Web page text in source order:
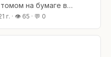
на бумаге в
новость для
роман Г. Л. Олди
— оба тома под одной
г. · 👁 65 · 💬 0